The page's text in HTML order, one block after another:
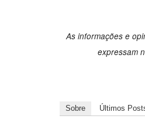
As informações e
expressam
Sobre Últimos